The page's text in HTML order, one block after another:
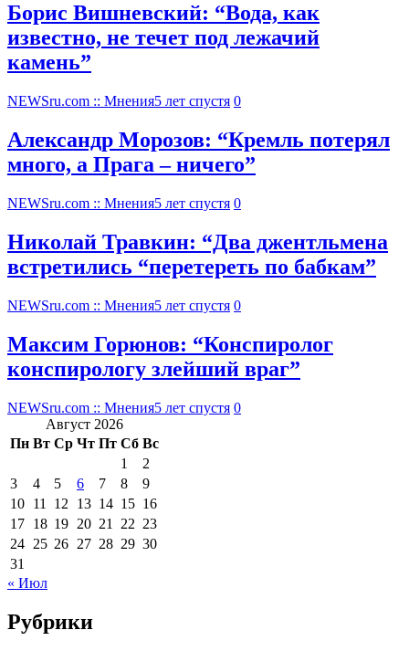
Борис Вишневский: “Вода, как
известно, не течет под лежачий
камень”
NEWSru.com :: Мнения5 лет спустя 0
Александр Морозов: “Кремль потерял
много, а Прага – ничего”
NEWSru.com :: Мнения5 лет спустя 0
Николай Травкин: “Два джентльмена
встретились “перетереть по бабкам”
NEWSru.com :: Мнения5 лет спустя 0
Максим Горюнов: “Конспиролог
конспирологу злейший враг”
NEWSru.com :: Мнения5 лет спустя 0
Август 2026
Пн Вт Ср Чт Пт Сб Вс
1
2
3
4 5 6 7 8
9
10 11 12 13 14 15 16
17 18 19 20 21 22 23
24 25 26 27 28 29 30
31
« Июл
Рубрики